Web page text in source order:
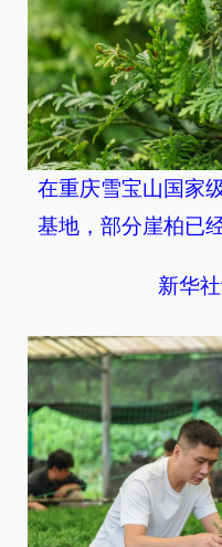
在重庆雪宝山国家
基地，部分崖柏已
新华